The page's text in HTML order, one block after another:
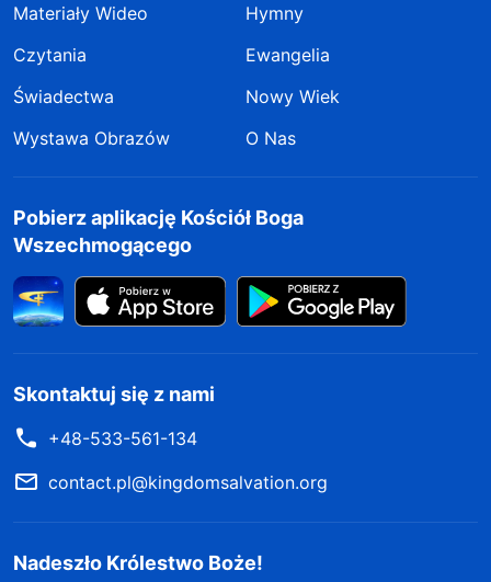
Materiały Wideo
Hymny
Czytania
Ewangelia
Świadectwa
Nowy Wiek
Wystawa Obrazów
O Nas
Pobierz aplikację Kościół Boga
Wszechmogącego
Skontaktuj się z nami
+48-533-561-134
contact.pl@kingdomsalvation.org
Nadeszło Królestwo Boże!